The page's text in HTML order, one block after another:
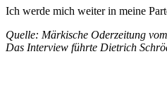
Ich werde mich weiter in meine
Quelle: Märkische Oderzeitung
Das Interview führte Dietrich